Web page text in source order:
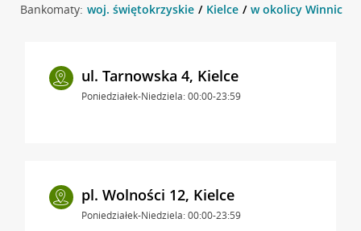
Bankomaty: woj. świętokrzyskie Kielce w okolicy Winnicka
ul. Tarnowska 4, Kielce
Poniedziałek-Niedziela: 00:00-23:59
pl. Wolności 12, Kielce
Poniedziałek-Niedziela: 00:00-23:59